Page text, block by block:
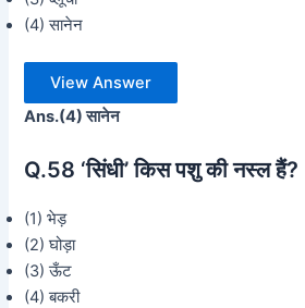
(4) सानेन
View Answer
Ans.(4) सानेन
Q.58 ‘सिंधी’ किस पशु की नस्ल हैं?
(1) भेड़
(2) घोड़ा
(3) ऊँट
(4) बकरी